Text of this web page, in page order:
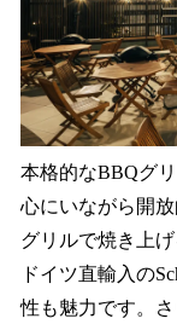
本格的なBBQグ
心にいながら開
グリルで焼き上
ドイツ直輸入の
性も魅力です。